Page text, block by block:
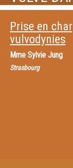
Prise en
vulvodynies
Mme Sylvie Jung
Strasbourg